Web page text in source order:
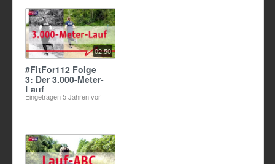
02:50
#FitFor112 Folge
3: Der 3.000-Meter-
Lauf
Eingetragen5 Jahren vor